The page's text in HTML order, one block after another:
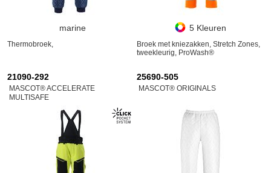
marine
Thermobroek,
5 Kleuren
Broek met kniezakken, Stretch Zones,
tweekleurig, ProWash®
21090-292
MASCOT® ACCELERATE
MULTISAFE
25690-505
MASCOT® ORIGINALS